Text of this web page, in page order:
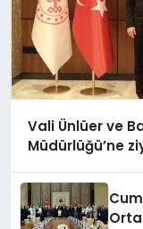
Vali Ünlüer ve
Müdürlüğü’ne